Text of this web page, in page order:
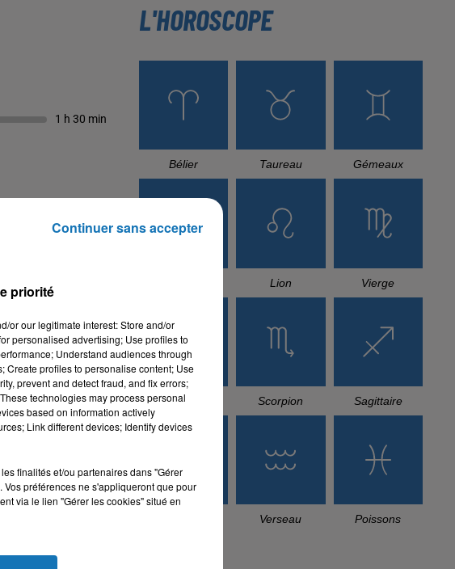
1 h 30 min
L'HOROSCOPE
Bélier Taureau Gémeaux
Lion Vierge
Balance Scorpion Sagittaire
Verseau Poissons
priorité
or our legitimate interest: Store and/or
personalised advertising; Use profiles to
Understand audiences through
Create profiles to personalise content; Use
prevent and detect fraud, and fix errors;
technologies may process personal
based on information actively
Link different devices; Identify devices
finalités et/ou partenaires dans "Gérer
préférences ne s'appliqueront que pour
via le lien "Gérer les cookies" situé en
Continuer sans accepter